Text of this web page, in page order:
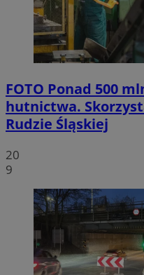
FOTO Ponad 500
hutnictwa.
Rudzie Śląskiej
20
9